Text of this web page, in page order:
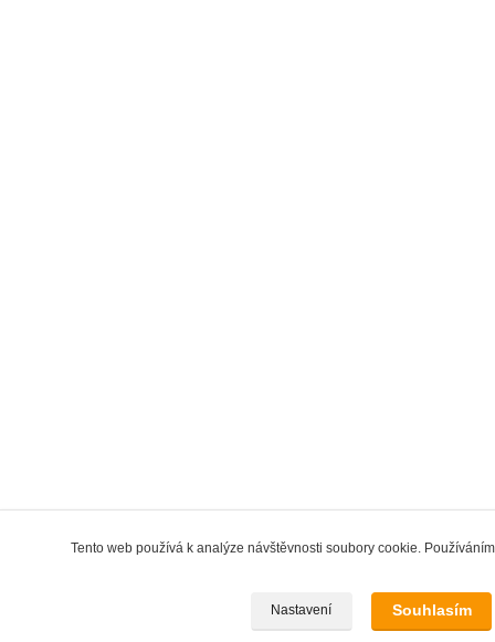
Tento web používá k analýze návštěvnosti soubory cookie.
Nastavení Souhlasím